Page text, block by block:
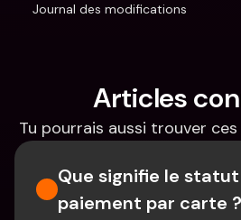
Journal des modifications
Articles
Tu pourrais aussi trouver
Que signifie le
paiement par carte ?